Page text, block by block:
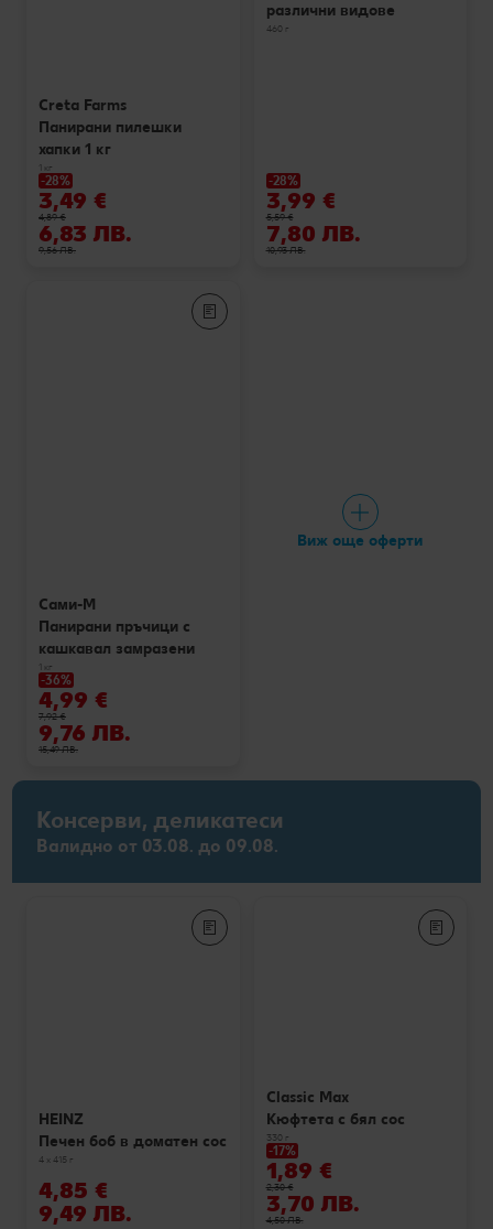
Creta Farms
Панирани пилешки
хапки 1 кг
1 кг
-28%
3,49 €
4,89 €
6,83 ЛВ.
9,56 ЛВ.
различни видове
460 г
-28%
3,99 €
5,59 €
7,80 ЛВ.
10,93 ЛВ.
Сами-М
Панирани пръчици с
кашкавал замразени
1 кг
-36%
4,99 €
7,92 €
9,76 ЛВ.
15,49 ЛВ.
Виж още оферти
Консерви, деликатеси
Валидно от 03.08. до 09.08.
HEINZ
Печен боб в доматен сос
4 x 415 г
4,85 €
9,49 ЛВ.
Classic Max
Кюфтета с бял сос
330 г
-17%
1,89 €
2,30 €
3,70 ЛВ.
4,50 ЛВ.